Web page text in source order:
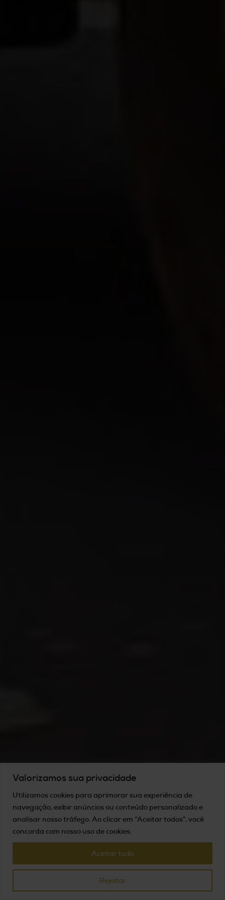
Valorizamos sua privacidade
Utilizamos cookies para aprimorar sua experiência de
navegação, exibir anúncios ou conteúdo personalizado e
analisar nosso tráfego. Ao clicar em “Aceitar todos”, você
concorda com nosso uso de cookies.
Rejeitar
Aceitar tudo